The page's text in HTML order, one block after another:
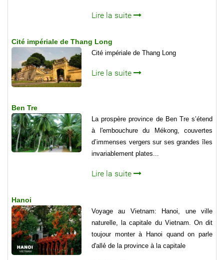
Lire la suite
Cité impériale de Thang Long
Cité impériale de Thang Long
Lire la suite
Ben Tre
La prospère province de Ben Tre s’étend
à l'embouchure du Mékong, couvertes
d’immenses vergers sur ses grandes îles
invariablement plates...
Lire la suite
Hanoi
Voyage au Vietnam: Hanoi, une ville
naturelle, la capitale du Vietnam. On dit
toujour monter à Hanoi quand on parle
d'allẻ de la province à la capitale